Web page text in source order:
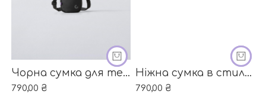
ДОДАТИ В КОШИК
Чорна сумка для телефона від бренду ZARA
790,00 ₴
ДОДАТИ
Ніжна сумка в стилі шанель від бренду Н&М
790,00 ₴